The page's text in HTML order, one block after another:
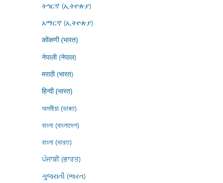
ትግርኛ (ኢትዮጵያ)
አማርኛ (ኢትዮጵያ)
कोंकणी (भारत)
नेपाली (नेपाल)
मराठी (भारत)
हिन्दी (भारत)
অসমীয়া (ভাৰত)
বাংলা (বাংলাদেশ)
বাংলা (ভারত)
ਪੰਜਾਬੀ (ਭਾਰਤ)
ગુજરાતી (ભારત)